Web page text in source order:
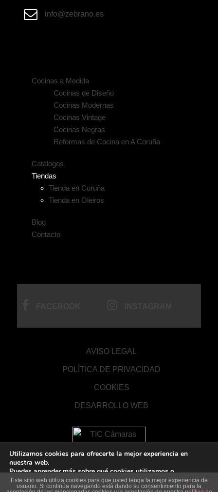
info@zebrano.es
Cocinas a Medida
Cocinas de Diseño
Cocinas Modernas
Cocinas Vintage
Cocinas Negras
Reformas de Cocina en A Coruña
Catálogos
Tiendas
Tienda en Coruña
Tienda en Oleiros
Blog
Contacto
AVISO LEGAL
POLÍTICA DE PRIVACIDAD
COOKIES
DESARROLLO WEB
Este sitio web utiliza cookies para que usted tenga la mejor experiencia de
usuario. Si continúa navegando está dando su consentimiento para la
Utilizamos cookies para ofrecerte la mejor experiencia en
nuestra web.
Puedes aprender más sobre qué cookies utilizamos o
desactivarlas en losajustes.